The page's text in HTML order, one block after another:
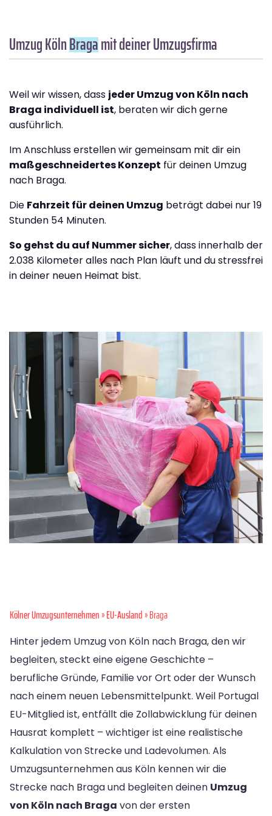
Umzug KölnBragamit deiner Umzugsfirma
Weil wir wissen, dass jeder Umzug von Köln nach
Braga individuell ist, beraten wir dich gerne
ausführlich.
Im Anschluss erstellen wir gemeinsam mit dir ein
maßgeschneidertes Konzept für deinen Umzug
nach Braga.
Die Fahrzeit für deinen Umzug beträgt dabei nur 19
Stunden 54 Minuten.
So gehst du auf Nummer sicher, dass innerhalb der
2.038 Kilometer alles nach Plan läuft und du stressfrei
in deiner neuen Heimat bist.
Kölner Umzugsunternehmen»EU-Ausland» Braga
Hinter jedem Umzug von Köln nach Braga, den wir
begleiten, steckt eine eigene Geschichte –
berufliche Gründe, Familie vor Ort oder der Wunsch
nach einem neuen Lebensmittelpunkt. Weil Portugal
EU-Mitglied ist, entfällt die Zollabwicklung für deinen
Hausrat komplett – wichtiger ist eine realistische
Kalkulation von Strecke und Ladevolumen. Als
Umzugsunternehmen aus Köln kennen wir die
Strecke nach Braga und begleiten deinen Umzug
von Köln nach Braga von der ersten